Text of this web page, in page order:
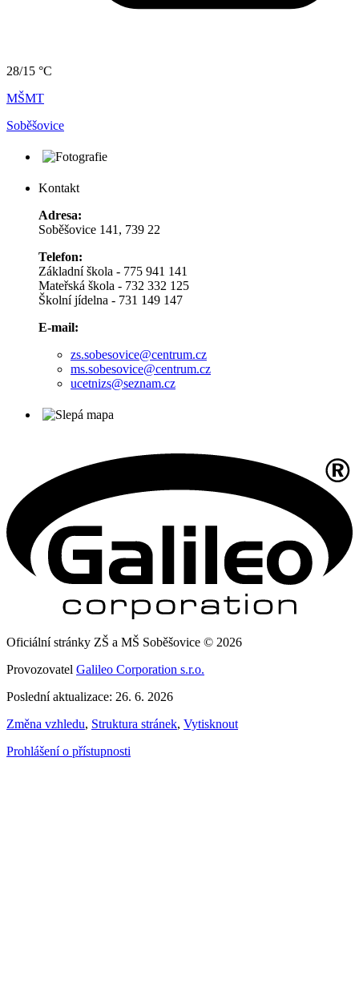
28/15 °C
MŠMT
Soběšovice
Kontakt
Adresa:
Soběšovice 141, 739 22
Telefon:
Základní škola - 775 941 141
Mateřská škola - 732 332 125
Školní jídelna - 731 149 147
E-mail:
zs.sobesovice@centrum.cz
ms.sobesovice@centrum.cz
ucetnizs@seznam.cz
Oficiální stránky ZŠ a MŠ Soběšovice © 2026
Provozovatel Galileo Corporation s.r.o.
Poslední aktualizace: 26. 6. 2026
Změna vzhledu, Struktura stránek, Vytisknout
Prohlášení o přístupnosti